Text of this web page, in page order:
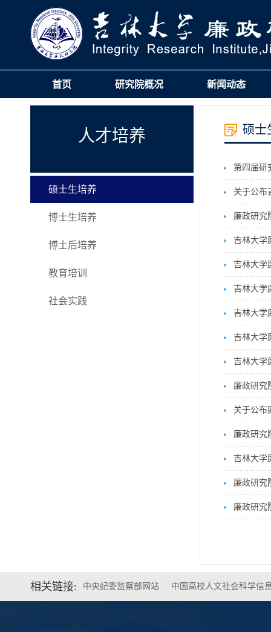
首页 研究院概况 新闻动态
人才培养
硕士生培养
博士生培养
博士后培养
教育培训
社会实践
硕士
第四届研
关于公布
廉政研究
吉林大学
吉林大学
吉林大学
吉林大学
吉林大学
吉林大学
廉政研究
关于公布
廉政研究
吉林大学
廉政研究
廉政研究
相关链接: 中央纪委监察部网站 中国高校人文社会科学信